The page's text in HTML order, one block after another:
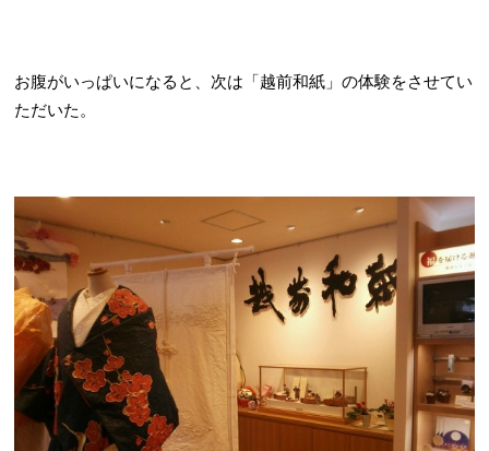
お腹がいっぱいになると、次は「越前和紙」の体験をさせてい
ただいた。